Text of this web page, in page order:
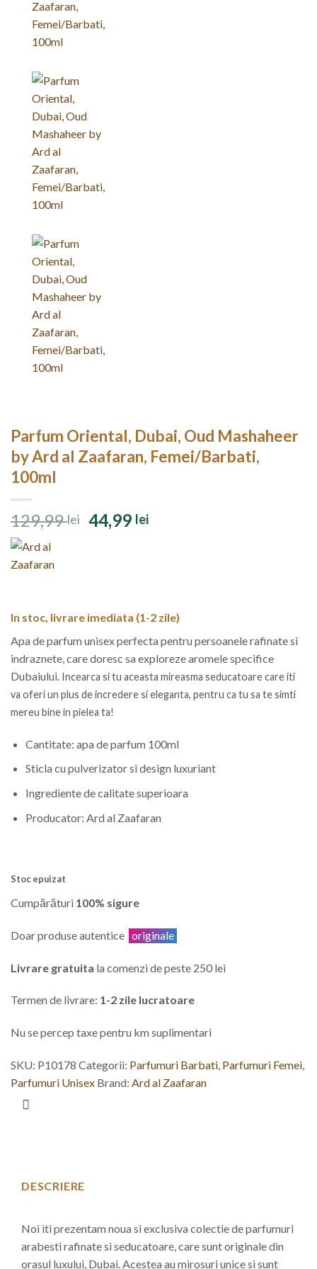
Parfum Oriental, Dubai, Oud Mashaheer
by Ard al Zaafaran, Femei/Barbati,
100ml
129,99lei Prețul
inițial
44,99 leiPrețul
In stoc, livrare imediata (1-2 zile)
Apa de parfum unisex perfecta pentru persoanele rafinate si
indraznete, care doresc sa exploreze aromele specifice
Dubaiului. Incearca si tu aceasta mireasma seducatoare care iti
va oferi un plus deincredere si eleganta, pentru ca tu sa te simti
mereu bine in pielea ta!
Cantitate: apa de parfum 100ml
Sticla cu pulverizator si design luxuriant
Ingrediente de calitate superioara
Producator: Ard al Zaafaran
Stoc epuizat
Cumpărături 100% sigure
Doar produse autentice originale
Livrare gratuita la comenzi de peste 250 lei
Termen de livrare: 1-2 zile lucratoare
Nu se percep taxe pentru km suplimentari
SKU: P10178 Categorii: Parfumuri Barbati, Parfumuri Femei,
Parfumuri Unisex Brand: Ard al Zaafaran
DESCRIERE
Noi iti prezentam noua si exclusiva colectie de parfumuri
arabesti rafinate si seducatoare, care sunt originale din
orasul luxului, Dubai. Acestea au mirosuri unice si sunt